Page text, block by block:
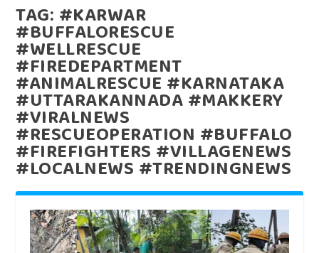
TAG: #KARWAR
#BUFFALORESCUE
#WELLRESCUE
#FIREDEPARTMENT
#ANIMALRESCUE #KARNATAKA
#UTTARAKANNADA #MAKKERY
#VIRALNEWS
#RESCUEOPERATION #BUFFALO
#FIREFIGHTERS #VILLAGENEWS
#LOCALNEWS #TRENDINGNEWS